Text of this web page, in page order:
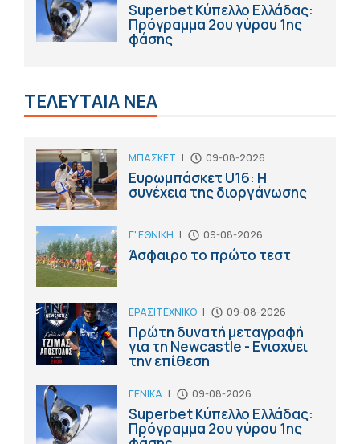
Superbet Κύπελλο Ελλάδας:
Πρόγραμμα 2ου γύρου 1ης
φάσης
ΤΕΛΕΥΤΑΙΑ ΝΕΑ
ΜΠΑΣΚΕΤ | 09-08-2026
Ευρωμπάσκετ U16: Η
συνέχεια της διοργάνωσης
Γ' ΕΘΝΙΚΗ | 09-08-2026
Άσφαιρο το πρώτο τεστ
ΕΡΑΣΙΤΕΧΝΙΚΟ | 09-08-2026
Πρώτη δυνατή μεταγραφή
για τη Newcastle - Ενισχύει
την επίθεση
ΓΕΝΙΚΑ | 09-08-2026
Superbet Κύπελλο Ελλάδας:
Πρόγραμμα 2ου γύρου 1ης